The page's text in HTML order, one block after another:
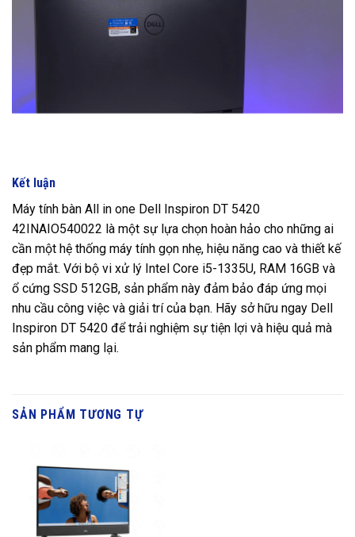
Kết luận
Máy tính bàn All in one Dell Inspiron DT 5420
42INAIO540022 là một sự lựa chọn hoàn hảo cho những ai
cần một hệ thống máy tính gọn nhẹ, hiệu năng cao và thiết kế
đẹp mắt. Với bộ vi xử lý Intel Core i5-1335U, RAM 16GB và
ổ cứng SSD 512GB, sản phẩm này đảm bảo đáp ứng mọi
nhu cầu công việc và giải trí của bạn. Hãy sở hữu ngay Dell
Inspiron DT 5420 để trải nghiệm sự tiện lợi và hiệu quả mà
sản phẩm mang lại.
SẢN PHẨM TƯƠNG TỰ